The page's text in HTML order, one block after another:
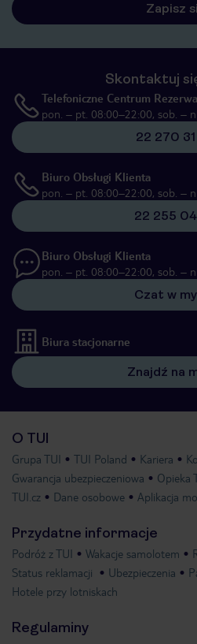
Zapisz
Skontaktuj
Telefoniczne Centrum
pon. – pt. 08:00–22:00, sob. –
22 270
Biuro Obsługi Klienta
pon. – pt. 08:00–22:00, sob. –
22 255
Biuro Obsługi Klienta
pon. – pt. 08:00–22:00, sob. –
Czat w
Biura stacjonarne
Znajdź na
O TUI
Grupa TUI TUI Poland Kariera
Gwarancja ubezpieczeniowa
Opieka
TUI.cz
Dane osobowe Aplikacja
Przydatne informacje
Podróż z TUI Wakacje samolotem
Status reklamacji
Ubezpieczenia
Hotele przy lotniskach
Regulaminy